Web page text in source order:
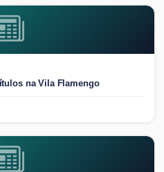
na Vila Flamengo